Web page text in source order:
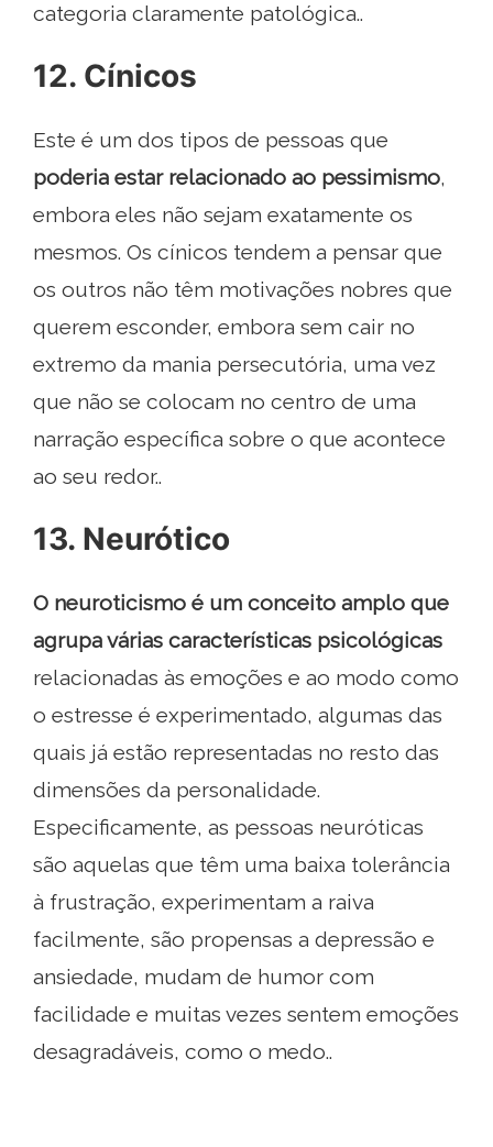
categoria claramente patológica..
12. Cínicos
Este é um dos tipos de pessoas que
poderia estar relacionado ao pessimismo,
embora eles não sejam exatamente os
mesmos. Os cínicos tendem a pensar que
os outros não têm motivações nobres que
querem esconder, embora sem cair no
extremo da mania persecutória, uma vez
que não se colocam no centro de uma
narração específica sobre o que acontece
ao seu redor..
13. Neurótico
O neuroticismo é um conceito amplo que
agrupa várias características psicológicas
relacionadas às emoções e ao modo como
o estresse é experimentado, algumas das
quais já estão representadas no resto das
dimensões da personalidade.
Especificamente, as pessoas neuróticas
são aquelas que têm uma baixa tolerância
à frustração, experimentam a raiva
facilmente, são propensas a depressão e
ansiedade, mudam de humor com
facilidade e muitas vezes sentem emoções
desagradáveis, como o medo..